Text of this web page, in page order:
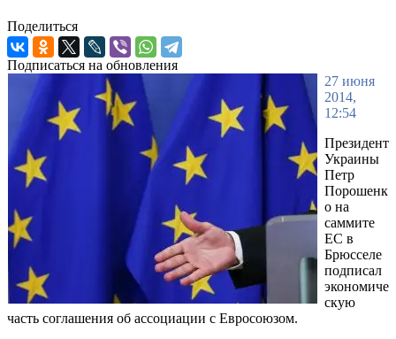
Поделиться
Подписаться на обновления
27 июня
2014,
12:54
Президент
Украины
Петр
Порошенк
о на
саммите
ЕС в
Брюсселе
подписал
экономиче
скую
часть соглашения об ассоциации с Евросоюзом.